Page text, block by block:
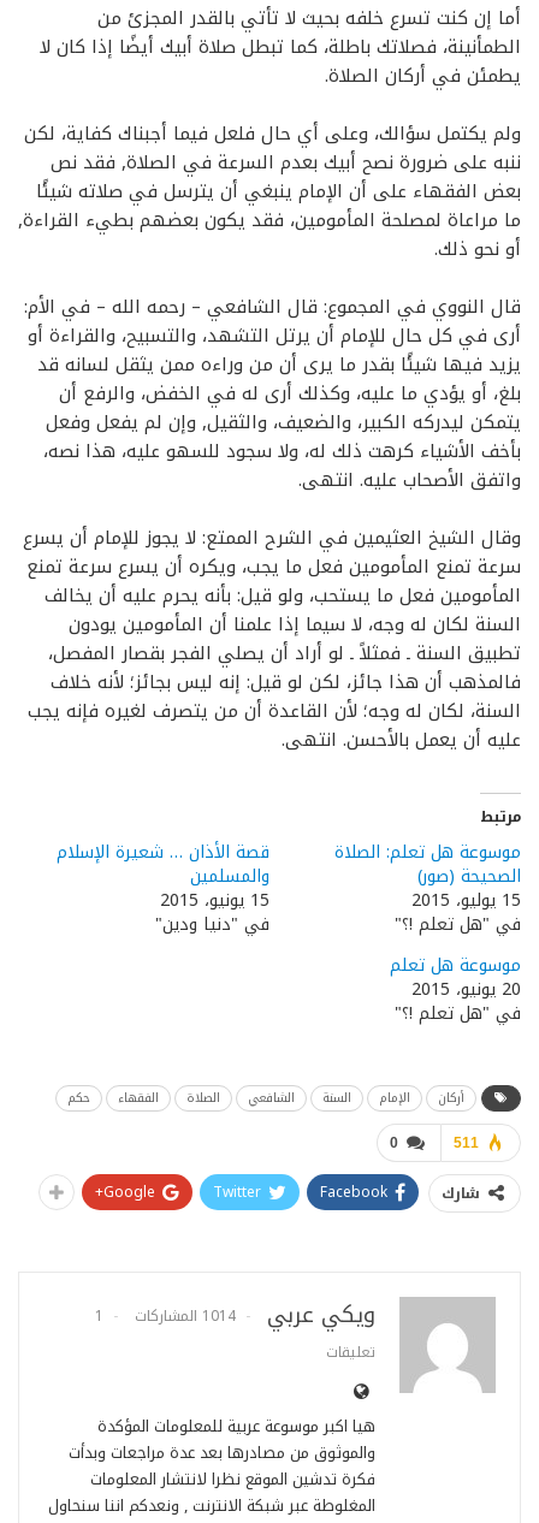
أما إن كنت تسرع خلفه بحيث لا تأتي بالقدر المجزئ من
الطمأنينة، فصلاتك باطلة، كما تبطل صلاة أبيك أيضًا إذا كان لا
يطمئن في أركان الصلاة.
ولم يكتمل سؤالك، وعلى أي حال فلعل فيما أجبناك كفاية، لكن
ننبه على ضرورة نصح أبيك بعدم السرعة في الصلاة, فقد نص
بعض الفقهاء على أن الإمام ينبغي أن يترسل في صلاته شيئًا
ما مراعاة لمصلحة المأمومين، فقد يكون بعضهم بطيء القراءة,
أو نحو ذلك.
قال النووي في المجموع: قال الشافعي – رحمه الله – في الأم:
أرى في كل حال للإمام أن يرتل التشهد، والتسبيح، والقراءة أو
يزيد فيها شيئًا بقدر ما يرى أن من وراءه ممن يثقل لسانه قد
بلغ، أو يؤدي ما عليه، وكذلك أرى له في الخفض، والرفع أن
يتمكن ليدركه الكبير، والضعيف، والثقيل, وإن لم يفعل وفعل
بأخف الأشياء كرهت ذلك له، ولا سجود للسهو عليه، هذا نصه،
واتفق الأصحاب عليه. انتهى.
وقال الشيخ العثيمين في الشرح الممتع: لا يجوز للإمام أن يسرع
سرعة تمنع المأمومين فعل ما يجب، ويكره أن يسرع سرعة تمنع
المأمومين فعل ما يستحب، ولو قيل: بأنه يحرم عليه أن يخالف
السنة لكان له وجه، لا سيما إذا علمنا أن المأمومين يودون
تطبيق السنة ـ فمثلاً ـ لو أراد أن يصلي الفجر بقصار المفصل،
فالمذهب أن هذا جائز، لكن لو قيل: إنه ليس بجائز؛ لأنه خلاف
السنة، لكان له وجه؛ لأن القاعدة أن من يتصرف لغيره فإنه يجب
عليه أن يعمل بالأحسن. انتهى.
مرتبط
موسوعة هل تعلم: الصلاة
الصحيحة (صور)
15 يوليو، 2015
في "هل تعلم !؟"
قصة الأذان … شعيرة الإسلام
والمسلمين
15 يونيو، 2015
في "دنيا ودين"
موسوعة هل تعلم
20 يونيو، 2015
في "هل تعلم !؟"
أركان الإمام السنة الشافعي الصلاة الفقهاء حكم
0 511
شارك Facebook
Twitter
Google+
ويكي عربي 1014 المشاركات
1
تعليقات
هيا اكبر موسوعة عربية للمعلومات المؤكدة
والموثوق من مصادرها بعد عدة مراجعات وبدأت
فكرة تدشين الموقع نظرا لانتشار المعلومات
المغلوطة عبر شبكة الانترنت , ونعدكم اننا سنحاول